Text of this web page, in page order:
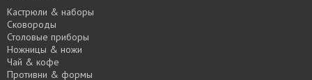
Кастрюли & наборы
Сковороды
Столовые приборы
Ножницы & ножи
Чай & кофе
Противни & формы